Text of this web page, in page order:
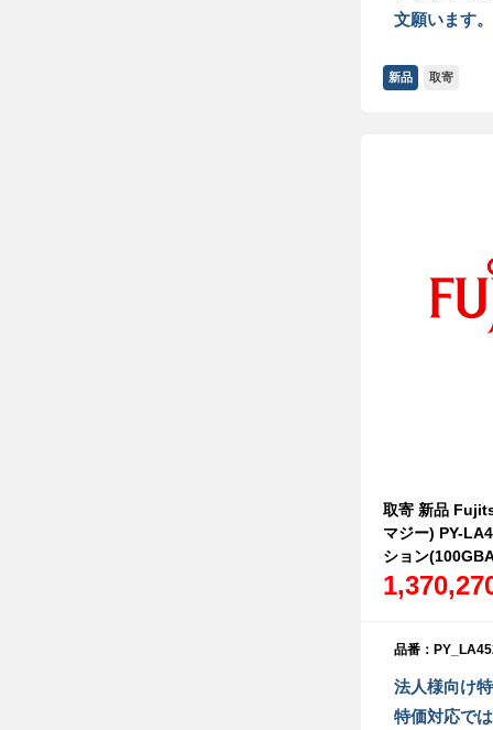
文願います。
新品 取寄
取寄 新品
マジー) PY-
ション
品番：
法人様向け
特価対応で